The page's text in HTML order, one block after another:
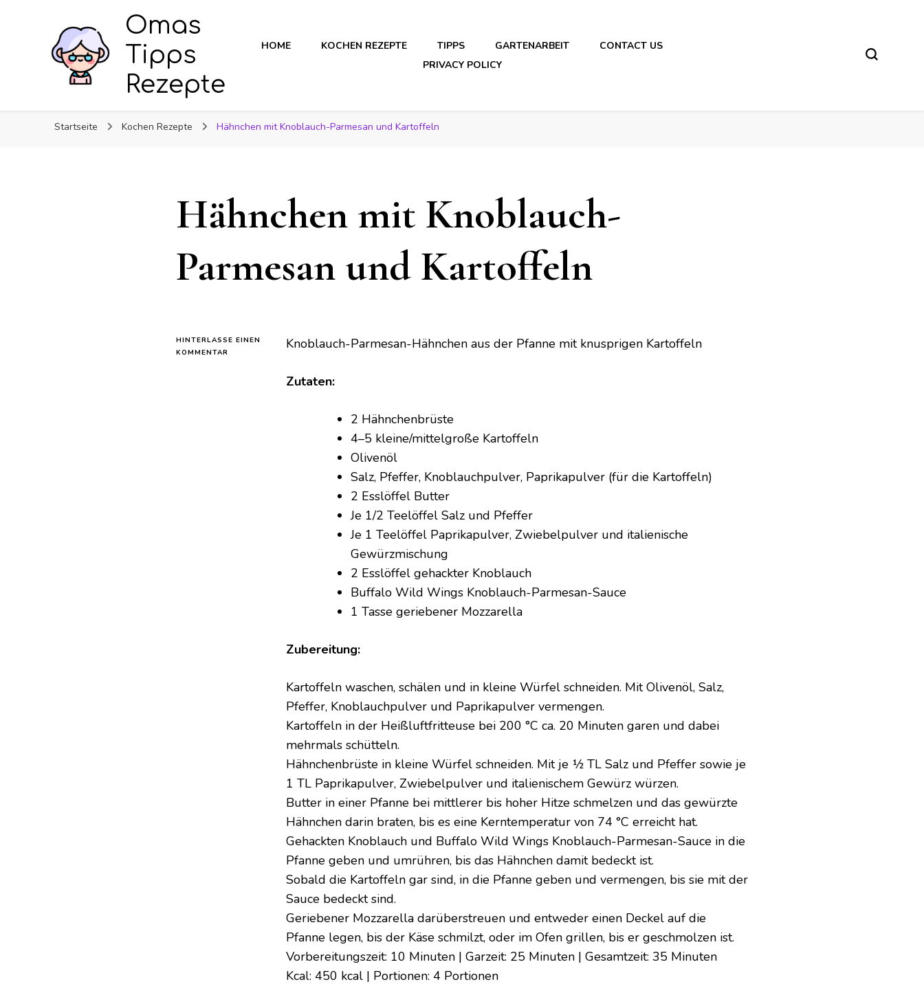
Omas
Tipps
Rezepte
HOME KOCHEN REZEPTE TIPPS GARTENARBEIT
CONTACT US
PRIVACY POLICY
Startseite Kochen Rezepte Hähnchen mit Knoblauch-Parmesan und Kartoffeln
Hähnchen mit Knoblauch-
Parmesan und Kartoffeln
HINTERLASSE EINEN
KOMMENTAR
Knoblauch-Parmesan-Hähnchen aus der Pfanne mit knusprigen Kartoffeln
Zutaten:
2 Hähnchenbrüste
4–5 kleine/mittelgroße Kartoffeln
Olivenöl
Salz, Pfeffer, Knoblauchpulver, Paprikapulver (für die Kartoffeln)
2 Esslöffel Butter
Je 1/2 Teelöffel Salz und Pfeffer
Je 1 Teelöffel Paprikapulver, Zwiebelpulver und italienische
Gewürzmischung
2 Esslöffel gehackter Knoblauch
Buffalo Wild Wings Knoblauch-Parmesan-Sauce
1 Tasse geriebener Mozzarella
Zubereitung:
Kartoffeln waschen, schälen und in kleine Würfel schneiden. Mit Olivenöl, Salz,
Pfeffer, Knoblauchpulver und Paprikapulver vermengen.
Kartoffeln in der Heißluftfritteuse bei 200 °C ca. 20 Minuten garen und dabei
mehrmals schütteln.
Hähnchenbrüste in kleine Würfel schneiden. Mit je ½ TL Salz und Pfeffer sowie je
1 TL Paprikapulver, Zwiebelpulver und italienischem Gewürz würzen.
Butter in einer Pfanne bei mittlerer bis hoher Hitze schmelzen und das gewürzte
Hähnchen darin braten, bis es eine Kerntemperatur von 74 °C erreicht hat.
Gehackten Knoblauch und Buffalo Wild Wings Knoblauch-Parmesan-Sauce in die
Pfanne geben und umrühren, bis das Hähnchen damit bedeckt ist.
Sobald die Kartoffeln gar sind, in die Pfanne geben und vermengen, bis sie mit der
Sauce bedeckt sind.
Geriebener Mozzarella darüberstreuen und entweder einen Deckel auf die
Pfanne legen, bis der Käse schmilzt, oder im Ofen grillen, bis er geschmolzen ist.
Vorbereitungszeit: 10 Minuten | Garzeit: 25 Minuten | Gesamtzeit: 35 Minuten
Kcal: 450 kcal | Portionen: 4 Portionen